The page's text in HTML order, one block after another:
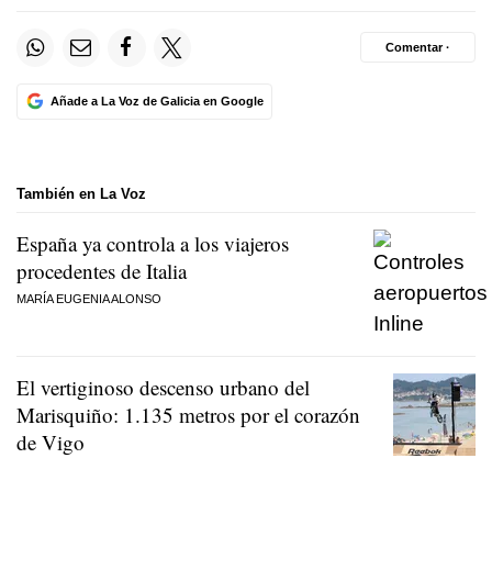
Añade a La Voz de Galicia en Google
Comentar ·
También en La Voz
España ya controla a los viajeros
procedentes de Italia
MARÍA EUGENIA ALONSO
El vertiginoso descenso urbano del
Marisquiño: 1.135 metros por el corazón
de Vigo